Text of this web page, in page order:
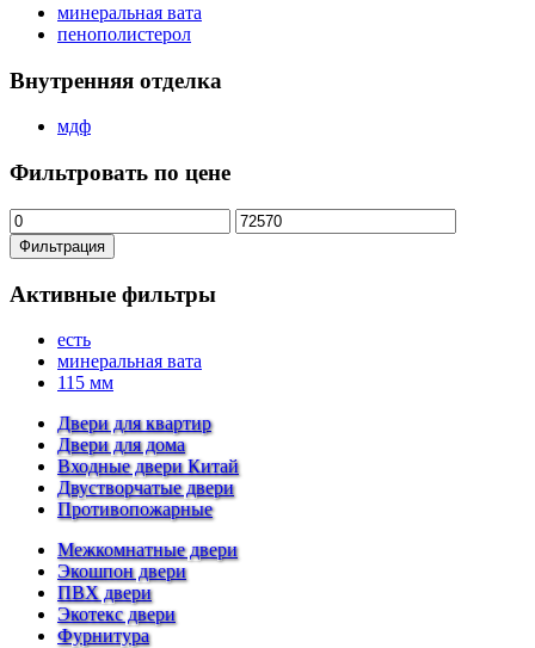
минеральная вата
пенополистерол
Внутренняя отделка
мдф
Фильтровать по цене
Минимальная
цена
Максимальная
цена
Фильтрация
Активные фильтры
есть
минеральная вата
115 мм
Двери для квартир
Двери для дома
Входные двери Китай
Двустворчатые двери
Противопожарные
Межкомнатные двери
Экошпон двери
ПВХ двери
Экотекс двери
Фурнитура